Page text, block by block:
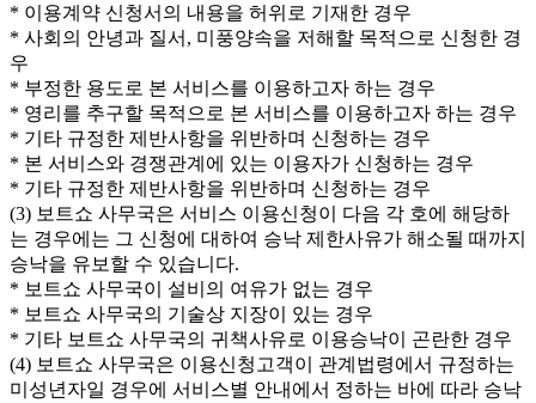
* 이용계약 신청서의 내용을 허위로 기재한 경우
* 사회의 안녕과 질서, 미풍양속을 저해할 목적으로 신청한 경
우
* 부정한 용도로 본 서비스를 이용하고자 하는 경우
* 영리를 추구할 목적으로 본 서비스를 이용하고자 하는 경우
* 기타 규정한 제반사항을 위반하며 신청하는 경우
* 본 서비스와 경쟁관계에 있는 이용자가 신청하는 경우
* 기타 규정한 제반사항을 위반하며 신청하는 경우
(3) 보트쇼 사무국은 서비스 이용신청이 다음 각 호에 해당하
는 경우에는 그 신청에 대하여 승낙 제한사유가 해소될 때까지
승낙을 유보할 수 있습니다.
* 보트쇼 사무국이 설비의 여유가 없는 경우
* 보트쇼 사무국의 기술상 지장이 있는 경우
* 기타 보트쇼 사무국의 귀책사유로 이용승낙이 곤란한 경우
(4) 보트쇼 사무국은 이용신청고객이 관계법령에서 규정하는
미성년자일 경우에 서비스별 안내에서 정하는 바에 따라 승낙